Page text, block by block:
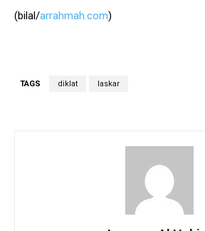
(bilal/arrahmah.com)
TAGS diklat laskar